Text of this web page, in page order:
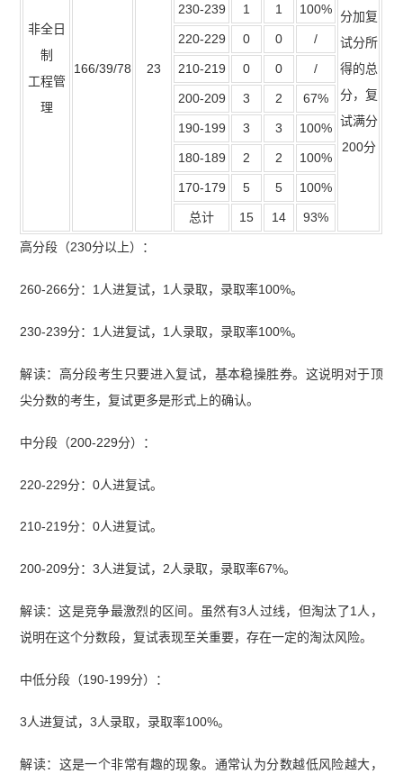
非全日
制
工程管
理
166/39/78 23
分加复
试分所
得的总
分，复
试满分
200分
230-239 1 1 100%
220-229 0 0 /
210-219 0 0 /
200-209 3 2 67%
190-199 3 3 100%
180-189 2 2 100%
170-179 5 5 100%
总计 15 14 93%
高分段（230分以上）：
260-266分：1人进复试，1人录取，录取率100%。
230-239分：1人进复试，1人录取，录取率100%。
解读：高分段考生只要进入复试，基本稳操胜券。这说明对于顶
尖分数的考生，复试更多是形式上的确认。
中分段（200-229分）：
220-229分：0人进复试。
210-219分：0人进复试。
200-209分：3人进复试，2人录取，录取率67%。
解读：这是竞争最激烈的区间。虽然有3人过线，但淘汰了1人，
说明在这个分数段，复试表现至关重要，存在一定的淘汰风险。
中低分段（190-199分）：
3人进复试，3人录取，录取率100%。
解读：这是一个非常有趣的现象。通常认为分数越低风险越大，